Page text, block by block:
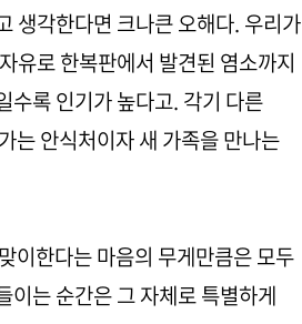
생각한다면 크나큰 오해다. 우리가
유로 한복판에서 발견된 염소까지
수록 인기가 높다고. 각기 다른
는 안식처이자 새 가족을 만나는
이한다는 마음의 무게만큼은 모두
이는 순간은 그 자체로 특별하게